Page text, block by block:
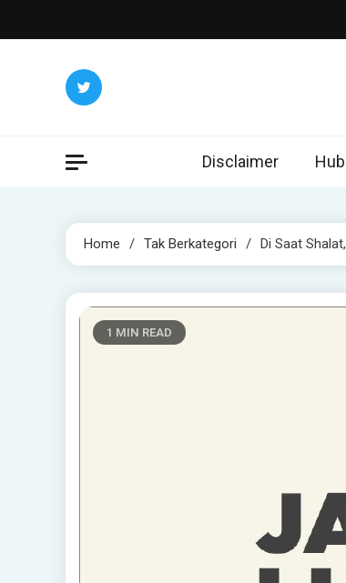
to
Disclaimer
Home Tak Berkategori Di Saat
1 MIN READ